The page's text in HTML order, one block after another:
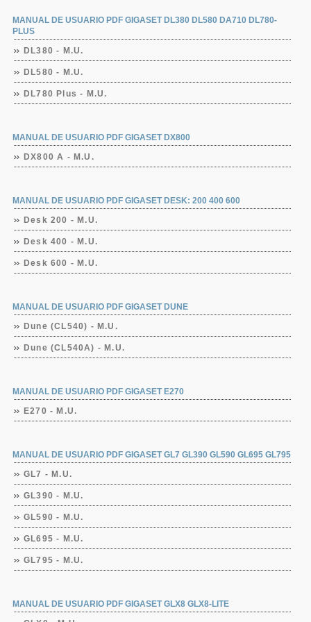
MANUAL DE USUARIO PDF GIGASET DL380 DL580 DA710 DL780-
PLUS
DL380 - M.U.
DL580 - M.U.
DL780 Plus - M.U.
MANUAL DE USUARIO PDF GIGASET DX800
DX800 A - M.U.
MANUAL DE USUARIO PDF GIGASET DESK: 200 400 600
Desk 200 - M.U.
Desk 400 - M.U.
Desk 600 - M.U.
MANUAL DE USUARIO PDF GIGASET DUNE
Dune (CL540) - M.U.
Dune (CL540A) - M.U.
MANUAL DE USUARIO PDF GIGASET E270
E270 - M.U.
MANUAL DE USUARIO PDF GIGASET GL7 GL390 GL590 GL695 GL795
GL7 - M.U.
GL390 - M.U.
GL590 - M.U.
GL695 - M.U.
GL795 - M.U.
MANUAL DE USUARIO PDF GIGASET GLX8 GLX8-LITE